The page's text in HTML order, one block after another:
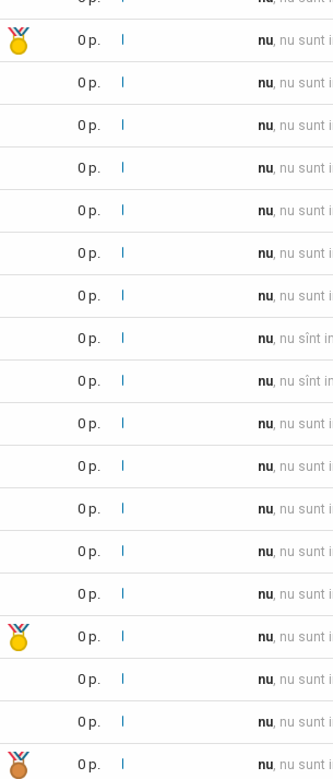
0 p. nu, nu sunt
0 p. nu, nu sunt
0 p. nu, nu sunt
0 p. nu, nu sunt
0 p. nu, nu sunt
0 p. nu, nu sunt
0 p. nu, nu sunt
0 p. nu, nu sînt
0 p. nu, nu sînt
0 p. nu, nu sunt
0 p. nu, nu sunt
0 p. nu, nu sunt
0 p. nu, nu sunt
0 p. nu, nu sunt
0 p. nu, nu sunt
0 p. nu, nu sunt
0 p. nu, nu sunt
0 p. nu, nu sunt